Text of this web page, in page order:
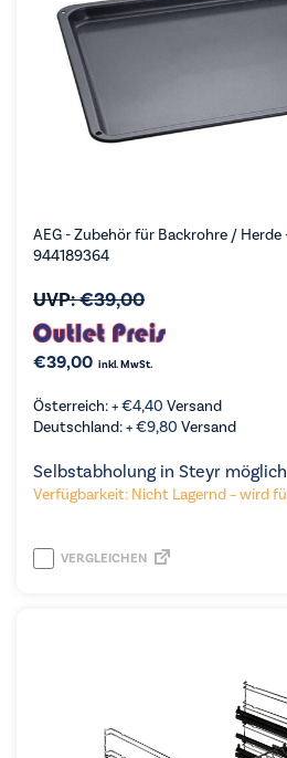
AEG - Zubehör für Backrohre /
944189364
UVP:€39,00
€39,00 inkl. MwSt.
Österreich: +€4,40 Versand
Deutschland: +€9,80 Versand
Selbstabholung in Steyr möglich
Verfügbarkeit: Nicht Lagernd – wird
VERGLEICHEN